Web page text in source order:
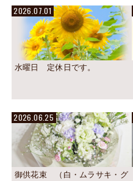
2026.07.01
水曜日 定休日です。
2026.06.25
御供花束 （白・ムラサキ・グ